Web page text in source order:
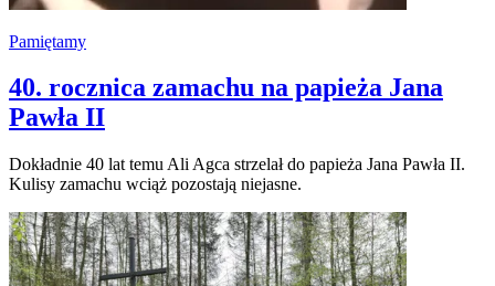
Pamiętamy
40. rocznica zamachu na papieża Jana
Pawła II
Dokładnie 40 lat temu Ali Agca strzelał do papieża Jana Pawła II.
Kulisy zamachu wciąż pozostają niejasne.